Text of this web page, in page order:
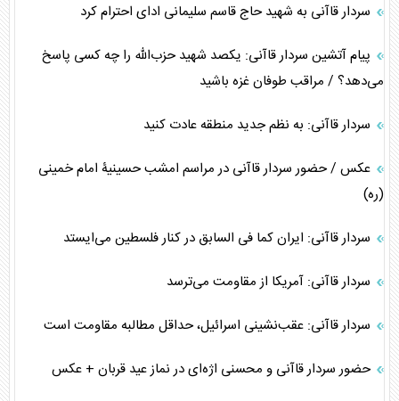
سردار قاآنی به شهید حاج قاسم سلیمانی ادای احترام کرد
پیام آتشین سردار قاآنی: یکصد شهید حزب‌الله را چه کسی پاسخ
می‌دهد؟ / مراقب طوفان غزه باشید
سردار قاآنی: به نظم جدید منطقه عادت کنید
عکس / حضور سردار قاآنی در مراسم امشب حسینیۀ امام خمینی
(ره)
سردار قاآنی: ایران کما فی السابق در کنار فلسطین می‌ایستد
سردار قاآنی: آمریکا از مقاومت می‌ترسد
سردار قاآنی: عقب‌نشینی اسرائیل، حداقل مطالبه مقاومت است
حضور سردار قاآنی و محسنی اژه‌ای در نماز عید قربان + عکس